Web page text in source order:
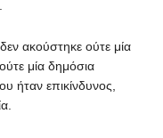
ακούστηκε ούτε μία
μία δημόσια
ήταν επικίνδυνος,